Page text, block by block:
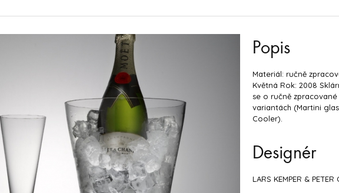
Popis
Materiál: ručně
Květná Rok: 2008
se o ručně
variantách (Martini
Cooler).
Designér
LARS KEMPER & PETER